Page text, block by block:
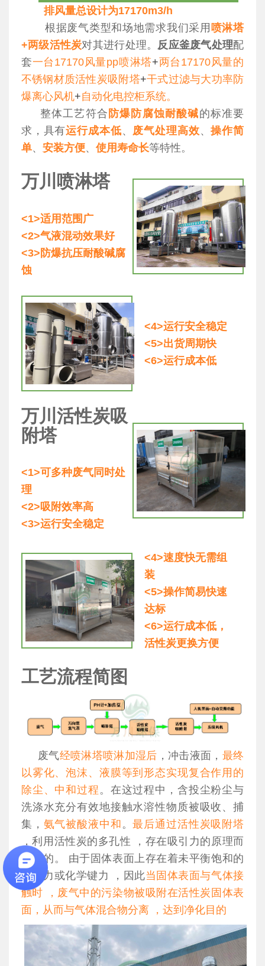
排风量总设计为17170m3/h
根据废气类型和场地需求我们采用 喷淋塔
+两级活性炭对其进行处理。 反应釜废气处理配
套一台17170风量pp喷淋塔+两台17170风量的
不锈钢材质活性炭吸附塔+干式过滤与大功率防
爆离心风机+自动化电控柜系统。
整体工艺符合 防爆防腐蚀耐酸碱的标准要
求，具有运行成本低、 废气处理高效、操作简
单、 安装方便、 使用寿命长等特性。
万川喷淋塔
<1>适用范围广
<2>气液混动效果好
<3>防爆抗压耐酸碱腐
蚀
<4>运行安全稳定
<5>出货周期快
<6>运行成本低
万川活性炭吸
附塔
<1>可多种废气同时处
理
<2>吸附效率高
<3>运行安全稳定
<4>速度快无需组
装
<5>操作简易快速
达标
<6>运行成本低，
活性炭更换方便
工艺流程简图
废气经喷淋塔喷淋加湿后 ，冲击液面， 最终
以雾化、泡沫、液膜等到形态实现复合作用的
除尘、中和过程 。在这过程中，含投尘粉尘与
洗涤水充分有效地接触水溶性物质被吸收、捕
集， 氨气被酸液中和 。最后通过活性炭吸附塔
，利用活性炭的多孔性 ，存在吸引力的原理而
开发的。 由于固体表面上存在着未平衡饱和的
分子力或化学键力 ，因此当固体表面与气体接
触时 ，废气中的污染物被吸附在活性炭固体表
面，从而与气体混合物分离 ，达到净化目的